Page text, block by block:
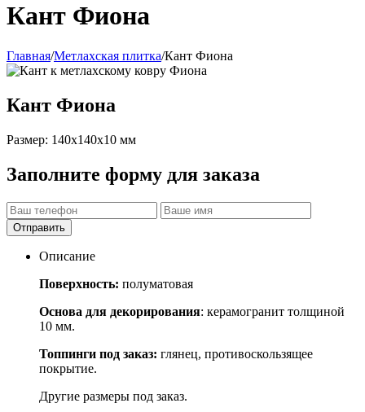
Кант Фиона
Главная/Метлахская плитка/Кант Фиона
Кант Фиона
Размер: 140x140x10 мм
Заполните форму для заказа
Отправить
Описание
Поверхность: полуматовая
Основа для декорирования: керамогранит толщиной
10 мм.
Топпинги под заказ: глянец, противоскользящее
покрытие.
Другие размеры под заказ.